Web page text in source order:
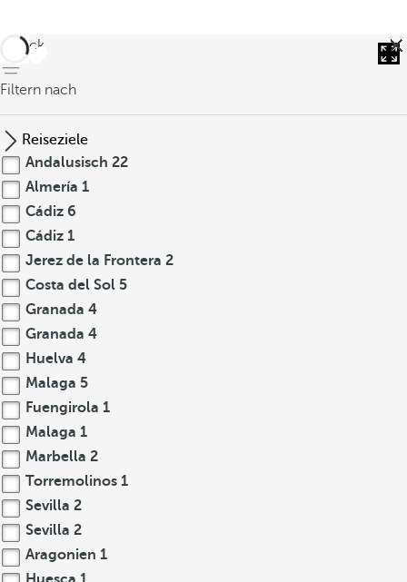
zurück
Filtern nach
Reiseziele
Andalusisch 22
Almería 1
Cádiz 6
Cádiz 1
Jerez de la Frontera 2
Costa del Sol 5
Granada 4
Granada 4
Huelva 4
Malaga 5
Fuengirola 1
Malaga 1
Marbella 2
Torremolinos 1
Sevilla 2
Sevilla 2
Aragonien 1